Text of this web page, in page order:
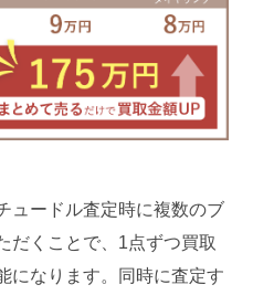
ュードル査定時に複数のブ
だくことで、1点ずつ買取
になります。同時に査定す